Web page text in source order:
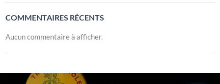
COMMENTAIRES RÉCENTS
Aucun commentaire à afficher.